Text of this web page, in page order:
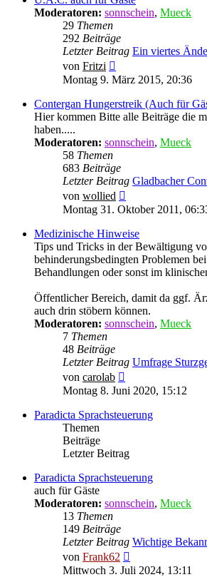
Moderatoren: sonnschein, Mueck
29 Themen
292 Beiträge
Letzter Beitrag Ein viertes
von Fritzi
Beitrag
Montag 9. März 2015, 20:36
Contergan Hungerstreik (Auch für
Hier kommen Bitte alle Beiträge die
haben.....
Moderatoren: sonnschein, Mueck
58 Themen
683 Beiträge
Letzter Beitrag Gladbacher
von wollied
Beitrag
Montag 31. Oktober 2011,
Medizinische Hinweise
Tips und Tricks in der Bewältigung
behinderungsbedingten Problemen
Behandlungen oder sonst im
Öffentlicher Bereich, damit da ggf.
auch drin stöbern können.
Moderatoren: sonnschein, Mueck
7 Themen
48 Beiträge
Letzter Beitrag Umfrage
von carolab
Beitrag
Montag 8. Juni 2020, 15:12
Paradicta Sprachsteuerung
Themen
Beiträge
Letzter Beitrag
Paradicta Sprachsteuerung
auch für Gäste
Moderatoren: sonnschein, Mueck
13 Themen
149 Beiträge
Letzter Beitrag Wichtige
von Frank62
Beitrag
Mittwoch 3. Juli 2024, 13:11